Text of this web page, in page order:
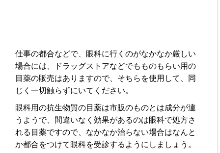
仕事の都合などで、眼科に行くのがなかなか厳しい
場合には、ドラッグストアなどでもものもらい用の
目薬の販売はありますので、そちらを使用して、同
じく一切触らずにいてください。
眼科用の抗生物質の目薬は市販のものとは成分が違
うようで、間違いなく効果があるのは眼科で処方さ
れる目薬ですので、なかなか治らない場合はなんと
か都合をつけて眼科を受診するようにしましょう。